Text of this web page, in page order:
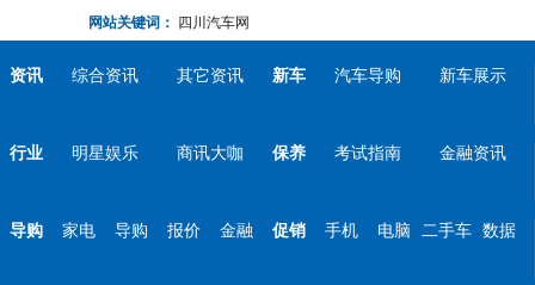
网站关键词： 四川汽车网
资讯 综合资讯 其它资讯 新车 汽车导购 新车展示
行业 明星娱乐 商讯大咖 保养 考试指南 金融资讯
导购 家电 导购 报价 金融 促销 手机 电脑 二手车 数据